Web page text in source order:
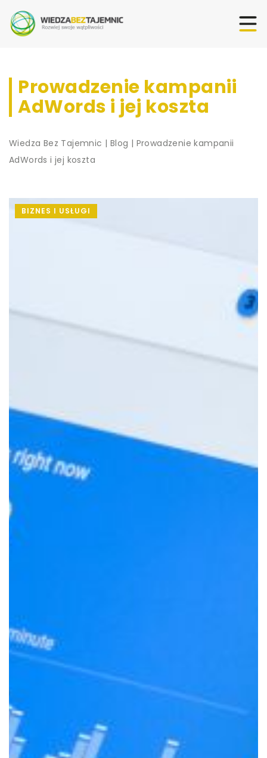
Prowadzenie kampanii
AdWords i jej koszta
Wiedza Bez Tajemnic | Blog | Prowadzenie kampanii
AdWords i jej koszta
BIZNES I USŁUGI